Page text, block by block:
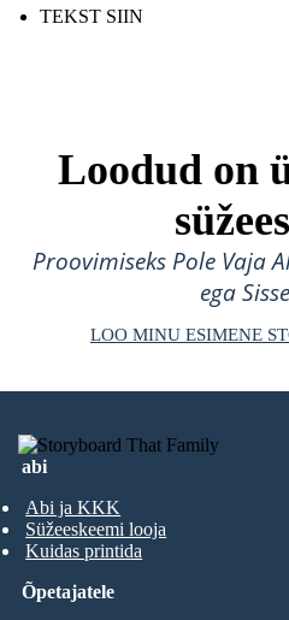
TEKST SIIN
Loodud on
Proovimiseks Pole Vaja
ega
LOO MINU ESIMENE
abi
Abi ja KKK
Süžeeskeemi looja
Kuidas printida
Õpetajatele